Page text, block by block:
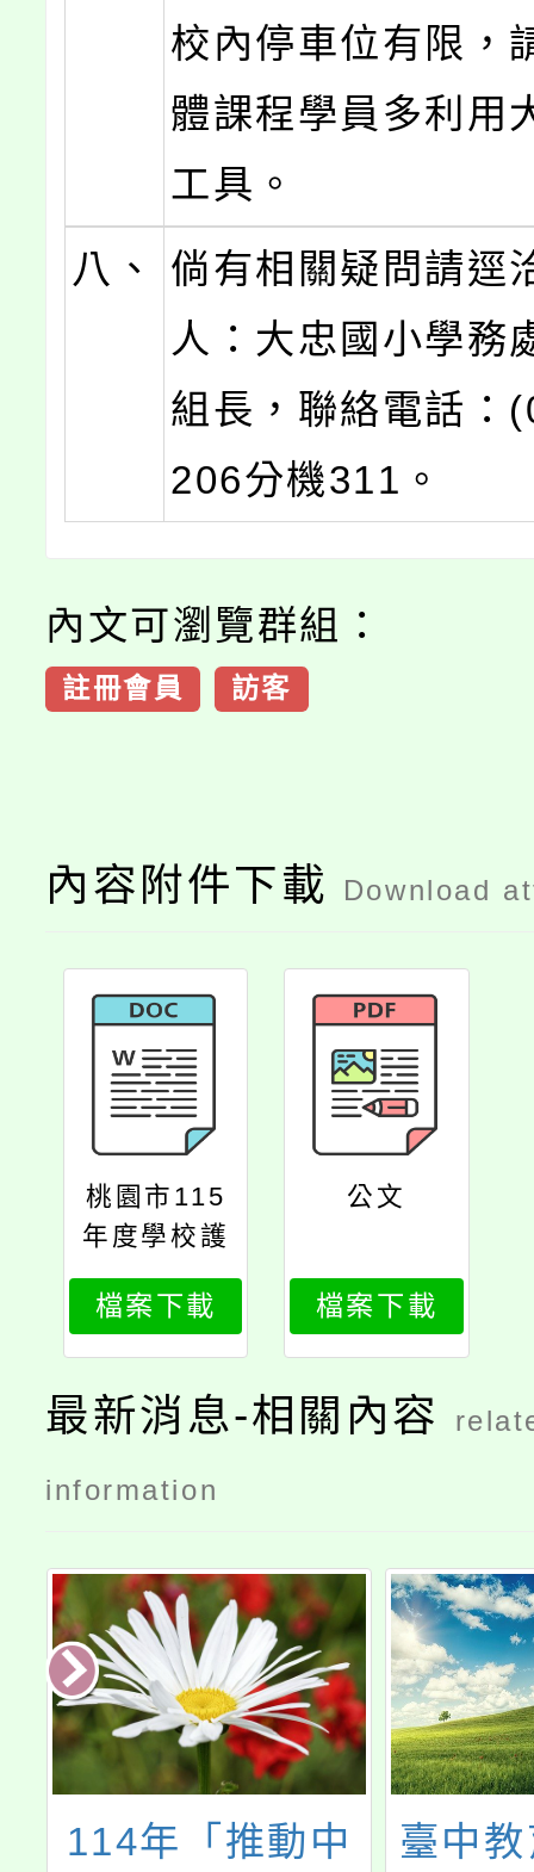
校內停車位有限，
體課程學員多利用
工具。
八、
倘有相關疑問請逕
人：大忠國小學務
組長，聯絡電話：
206分機311。
內文可瀏覽群組：
註冊會員 訪客
內容附件下載 Download
桃園市115
年度學校護
理人員緊急
救護複訓課
程計畫
檔案下載
公文
檔案下載
最新消息-相關內容
information
114年「推動中 臺中